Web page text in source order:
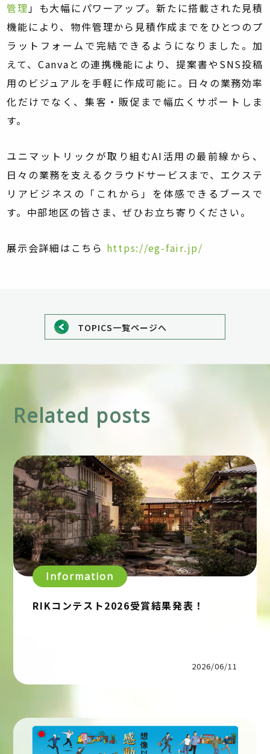
管理」も大幅にパワーアップ。新たに搭載された見積
機能により、物件管理から見積作成までをひとつのプ
ラットフォームで完結できるようになりました。加
えて、Canvaとの連携機能により、提案書やSNS投稿
用のビジュアルを手軽に作成可能に。日々の業務効率
化だけでなく、集客・販促まで幅広くサポートしま
す。
ユニマットリックが取り組むAI活用の最前線から、
日々の業務を支えるクラウドサービスまで、エクステ
リアビジネスの「これから」を体感できるブースで
す。中部地区の皆さま、ぜひお立ち寄りください。
展示会詳細はこちら https://eg-fair.jp/
TOPICS一覧ページへ
Related posts
Information
RIKコンテスト2026受賞結果発表！
2026/06/11